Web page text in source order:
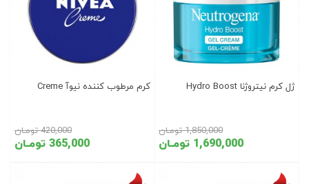
ژل کرم نیتروژنا Hydro Boost
1,690,000 تومـان
1,850,000 تومـان
کرم مرطوب کننده نیوآ Creme
365,000 تومـان
420,000 تومـان